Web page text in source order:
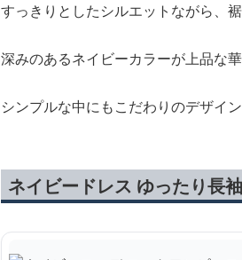
すっきりとしたシルエットながら、
深みのあるネイビーカラーが上品な
シンプルな中にもこだわりのデザイ
ネイビードレス ゆったり長